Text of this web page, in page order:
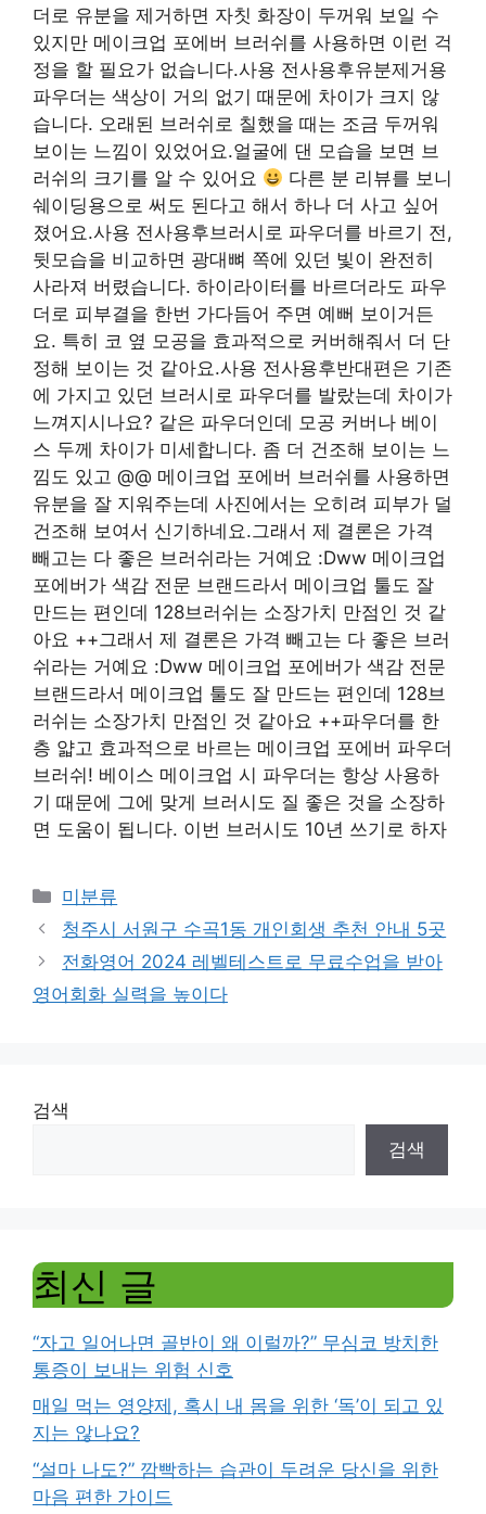
더로 유분을 제거하면 자칫 화장이 두꺼워 보일 수
있지만 메이크업 포에버 브러쉬를 사용하면 이런 걱
정을 할 필요가 없습니다.사용 전사용후유분제거용
파우더는 색상이 거의 없기 때문에 차이가 크지 않
습니다. 오래된 브러쉬로 칠했을 때는 조금 두꺼워
보이는 느낌이 있었어요.얼굴에 댄 모습을 보면 브
러쉬의 크기를 알 수 있어요
다른 분 리뷰를 보니
쉐이딩용으로 써도 된다고 해서 하나 더 사고 싶어
졌어요.사용 전사용후브러시로 파우더를 바르기 전,
뒷모습을 비교하면 광대뼈 쪽에 있던 빛이 완전히
사라져 버렸습니다. 하이라이터를 바르더라도 파우
더로 피부결을 한번 가다듬어 주면 예뻐 보이거든
요. 특히 코 옆 모공을 효과적으로 커버해줘서 더 단
정해 보이는 것 같아요.사용 전사용후반대편은 기존
에 가지고 있던 브러시로 파우더를 발랐는데 차이가
느껴지시나요? 같은 파우더인데 모공 커버나 베이
스 두께 차이가 미세합니다. 좀 더 건조해 보이는 느
낌도 있고 @@ 메이크업 포에버 브러쉬를 사용하면
유분을 잘 지워주는데 사진에서는 오히려 피부가 덜
건조해 보여서 신기하네요.그래서 제 결론은 가격
빼고는 다 좋은 브러쉬라는 거예요 :Dww 메이크업
포에버가 색감 전문 브랜드라서 메이크업 툴도 잘
만드는 편인데 128브러쉬는 소장가치 만점인 것 같
아요 ++그래서 제 결론은 가격 빼고는 다 좋은 브러
쉬라는 거예요 :Dww 메이크업 포에버가 색감 전문
브랜드라서 메이크업 툴도 잘 만드는 편인데 128브
러쉬는 소장가치 만점인 것 같아요 ++파우더를 한
층 얇고 효과적으로 바르는 메이크업 포에버 파우더
브러쉬! 베이스 메이크업 시 파우더는 항상 사용하
기 때문에 그에 맞게 브러시도 질 좋은 것을 소장하
면 도움이 됩니다. 이번 브러시도 10년 쓰기로 하자
Categories
미분류
청주시 서원구 수곡1동 개인회생 추천 안내 5곳
전화영어 2024 레벨테스트로 무료수업을 받아
영어회화 실력을 높이다
검색
검색
최신 글
“자고 일어나면 골반이 왜 이럴까?” 무심코 방치한
통증이 보내는 위험 신호
매일 먹는 영양제, 혹시 내 몸을 위한 ‘독’이 되고 있
지는 않나요?
“설마 나도?” 깜빡하는 습관이 두려운 당신을 위한
마음 편한 가이드